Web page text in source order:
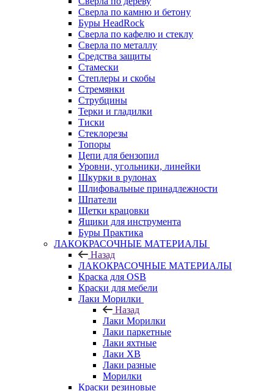
Сверла по камню и бетону
Буры HeadRock
Сверла по кафелю и стеклу
Сверла по металлу
Средства защиты
Стамески
Степлеры и скобы
Стремянки
Струбцины
Терки и гладилки
Тиски
Стеклорезы
Топоры
Цепи для бензопил
Уровни, угольники, линейки
Шкурки в рулонах
Шлифовальные принадлежности
Шпатели
Щетки крацовки
Ящики для инструмента
Буры Практика
ЛАКОКРАСОЧНЫЕ МАТЕРИАЛЫ
Назад
ЛАКОКРАСОЧНЫЕ МАТЕРИАЛЫ
Краска для OSB
Краски для мебели
Лаки Морилки
Назад
Лаки Морилки
Лаки паркетные
Лаки яхтные
Лаки ХВ
Лаки разные
Морилки
Краски резиновые